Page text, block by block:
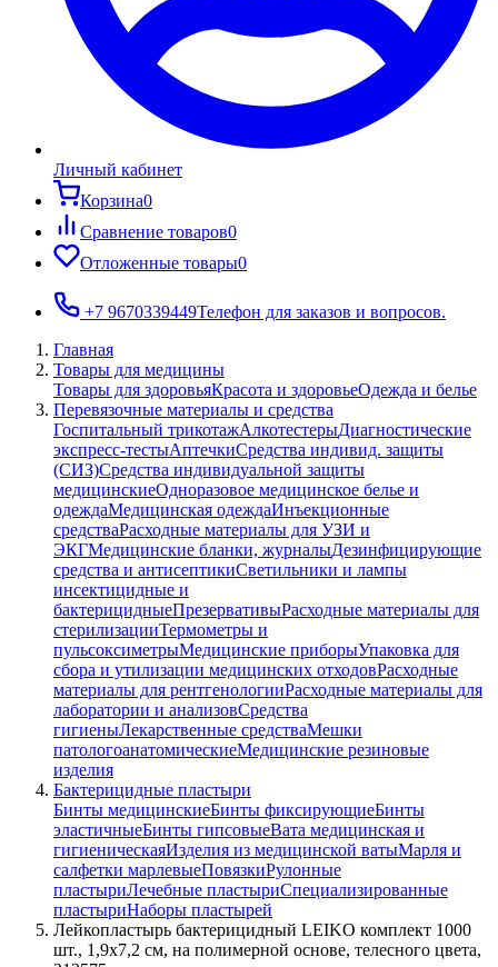
Личный кабинет
Корзина0
Сравнение товаров0
Отложенные товары0
+7 9670339449Телефон для заказов и вопросов.
Главная
Товары для медицины
Товары для здоровьяКрасота и здоровьеОдежда и белье
Перевязочные материалы и средства
Госпитальный трикотажАлкотестерыДиагностические
экспресс-тестыАптечкиСредства индивид. защиты
(СИЗ)Средства индивидуальной защиты
медицинскиеОдноразовое медицинское белье и
одеждаМедицинская одеждаИнъекционные
средстваРасходные материалы для УЗИ и
ЭКГМедицинские бланки, журналыДезинфицирующие
средства и антисептикиСветильники и лампы
инсектицидные и
бактерицидныеПрезервативыРасходные материалы для
стерилизацииТермометры и
пульсоксиметрыМедицинские приборыУпаковка для
сбора и утилизации медицинских отходовРасходные
материалы для рентгенологииРасходные материалы для
лаборатории и анализовСредства
гигиеныЛекарственные средстваМешки
патологоанатомическиеМедицинские резиновые
изделия
Бактерицидные пластыри
Бинты медицинскиеБинты фиксирующиеБинты
эластичныеБинты гипсовыеВата медицинская и
гигиеническаяИзделия из медицинской ватыМарля и
салфетки марлевыеПовязкиРулонные
пластыриЛечебные пластыриСпециализированные
пластыриНаборы пластырей
Лейкопластырь бактерицидный LEIKO комплект 1000
шт., 1,9х7,2 см, на полимерной основе, телесного цвета,